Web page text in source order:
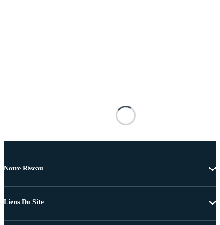
Notre Réseau
Liens Du Site